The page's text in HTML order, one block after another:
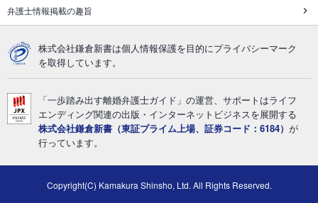
弁護士情報掲載の趣旨
株式会社鎌倉新書は個人情報保護を目的にプライバシーマーク
を取得しています。
「一歩踏み出す離婚弁護士ガイド」の運営、サポートはライフ
エンディング関連の出版・インターネットビジネスを展開する
株式会社鎌倉新書（東証プライム上場、証券コード：6184） が
行っています。
Copyright(C) Kamakura Shinsho, Ltd. All Rights Reserved.